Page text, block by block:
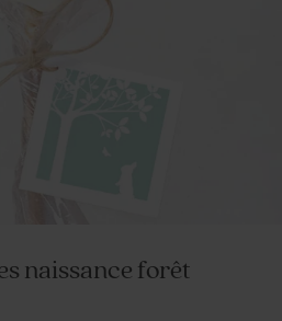
naissance forêt